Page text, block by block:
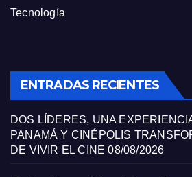
Tecnología
ENTRADAS RECIENTES
DOS LÍDERES, UNA
PANAMÁ Y CINÉPOLIS
DE VIVIR EL CINE 08/08/2026